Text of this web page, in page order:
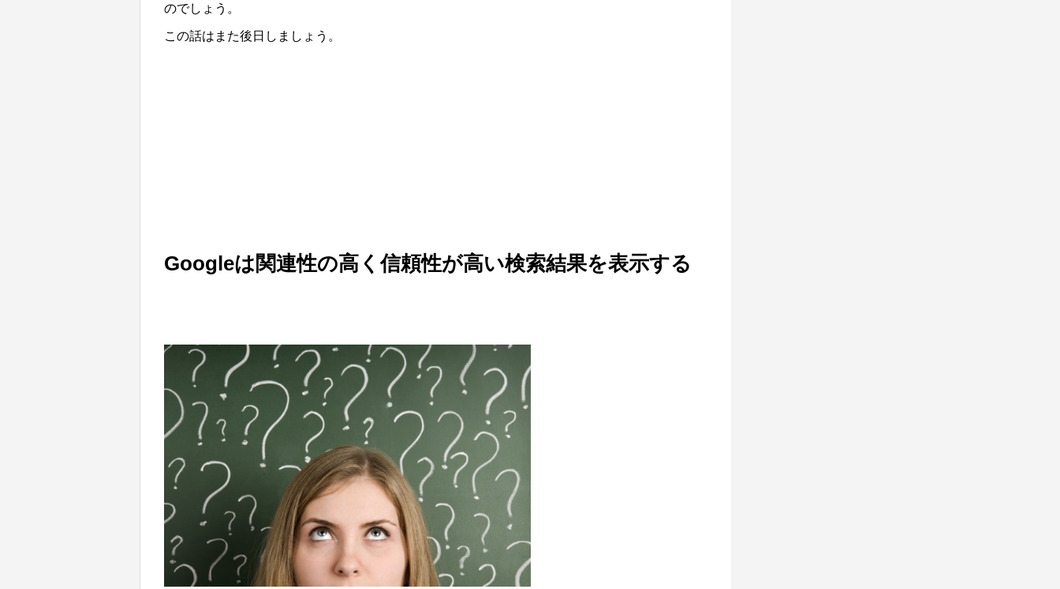
のでしょう。
この話はまた後日しましょう。
Googleは関連性の高く信頼性が高い検索結果を表示する